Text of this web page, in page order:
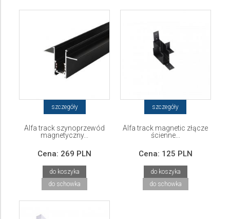
szczegóły
Alfa track szynoprzewód
magnetyczny...
Cena: 269 PLN
do koszyka
do schowka
szczegóły
Alfa track magnetic złącze
ścienne...
Cena: 125 PLN
do koszyka
do schowka